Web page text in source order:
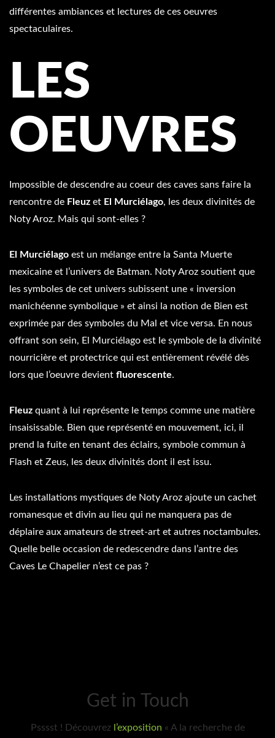
différentes ambiances et lectures de ces oeuvres
spectaculaires.
LES
OEUVRES
Impossible de descendre au coeur des caves sans faire la
rencontre de Fleuz et El Murciélago, les deux divinités de
Noty Aroz. Mais qui sont-elles ?
El Murciélago est un mélange entre la Santa Muerte
mexicaine et l’univers de Batman. Noty Aroz soutient que
les symboles de cet univers subissent une « inversion
manichéenne symbolique » et ainsi la notion de Bien est
exprimée par des symboles du Mal et vice versa. En nous
offrant son sein, El Murciélago est le symbole de la divinité
nourricière et protectrice qui est entièrement révélé dès
lors que l’oeuvre devient fluorescente.
Fleuz quant à lui représente le temps comme une matière
insaisissable. Bien que représenté en mouvement, ici, il
prend la fuite en tenant des éclairs, symbole commun à
Flash et Zeus, les deux divinités dont il est issu.
Les installations mystiques de Noty Aroz ajoute un cachet
romanesque et divin au lieu qui ne manquera pas de
déplaire aux amateurs de street-art et autres noctambules.
Quelle belle occasion de redescendre dans l’antre des
Caves Le Chapelier n’est ce pas ?
Get in Touch
Psssst ! Découvrez l’exposition « A la recherche de